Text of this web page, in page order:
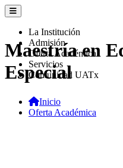
La Institución
Admisión
Oferta Académica
Servicios
Comunidad UATx
Maestría en
Especial
Inicio
Oferta Académica